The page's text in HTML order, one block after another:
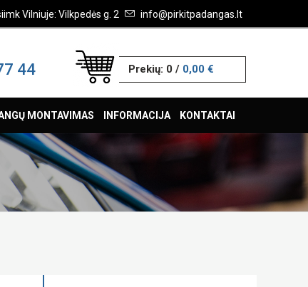
Vilniuje: Vilkpedės g. 2 info@pirkitpadangas.lt
44 Prekių: 0/ 0,00 €
MONTAVIMAS INFORMACIJA KONTAKTAI